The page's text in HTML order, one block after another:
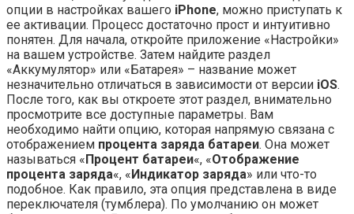
опции в настройках вашего iPhone, можно приступать к
ее активации. Процесс достаточно прост и интуитивно
понятен. Для начала, откройте приложение «Настройки»
на вашем устройстве. Затем найдите раздел
«Аккумулятор» или «Батарея» – название может
незначительно отличаться в зависимости от версии iOS.
После того, как вы откроете этот раздел, внимательно
просмотрите все доступные параметры. Вам
необходимо найти опцию, которая напрямую связана с
отображением процента заряда батареи. Она может
называться «Процент батареи«, «Отображение
процента заряда«, «Индикатор заряда» или что-то
подобное. Как правило, эта опция представлена в виде
переключателя (тумблера). По умолчанию он может